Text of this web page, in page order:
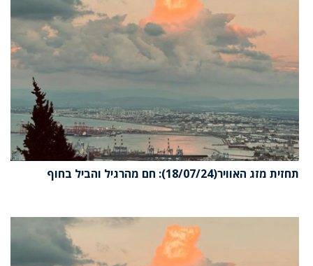
תחזית מזג האוויר(18/07/24): חם מהרגיל והביל בחוף